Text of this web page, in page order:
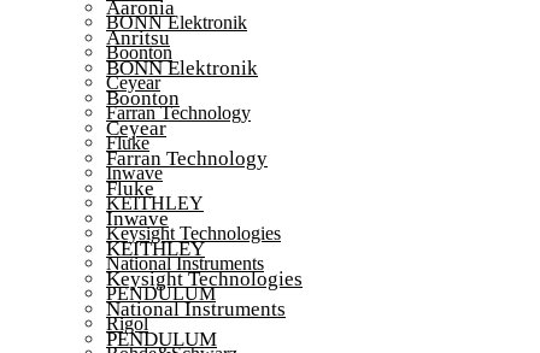
BONN Elektronik
Boonton
Ceyear
Farran Technology
Fluke
Inwave
KEITHLEY
Keysight Technologies
National Instruments
PENDULUM
Rigol
Aaronia
Anritsu
BONN Elektronik
Boonton
Ceyear
Farran Technology
Fluke
Inwave
KEITHLEY
Keysight Technologies
National Instruments
PENDULUM